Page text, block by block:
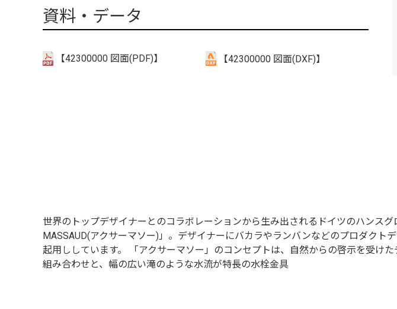
資料・データ
【42300000 図面(PDF)】 【42300000 図面(DXF)】
世界のトップデザイナーとのコラボレーションから生み出されるドイツのハンス
MASSAUD(アクサーマソー)」。デザイナーにバカラやランバンなどのプロダク
起用ししています。 「アクサーマソー」のコンセプトは、自然からの啓示を受け
組み合わせと、幅の広い滝のような水流が特長の水栓金具